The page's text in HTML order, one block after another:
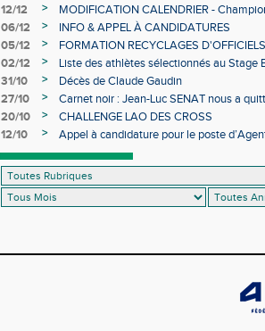
12/12
>
MODIFICATION CALENDRIER -
06/12
>
INFO & APPEL À CANDIDATURES
05/12
>
FORMATION RECYCLAGES D'OFFICIELS
02/12
>
Liste des athlètes sélectionnés au Stage
31/10
>
Décès de Claude Gaudin
27/10
>
Carnet noir : Jean-Luc SENAT nous a
20/10
>
CHALLENGE LAO DES CROSS
12/10
>
Appel à candidature pour le poste